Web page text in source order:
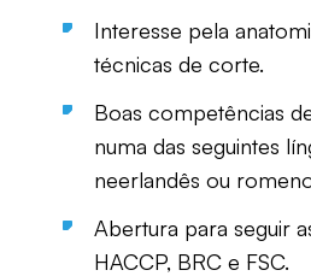
Interesse pela
técnicas de corte.
Boas competências
numa das seguintes
neerlandês ou
Abertura para seguir
HACCP, BRC e FSC.